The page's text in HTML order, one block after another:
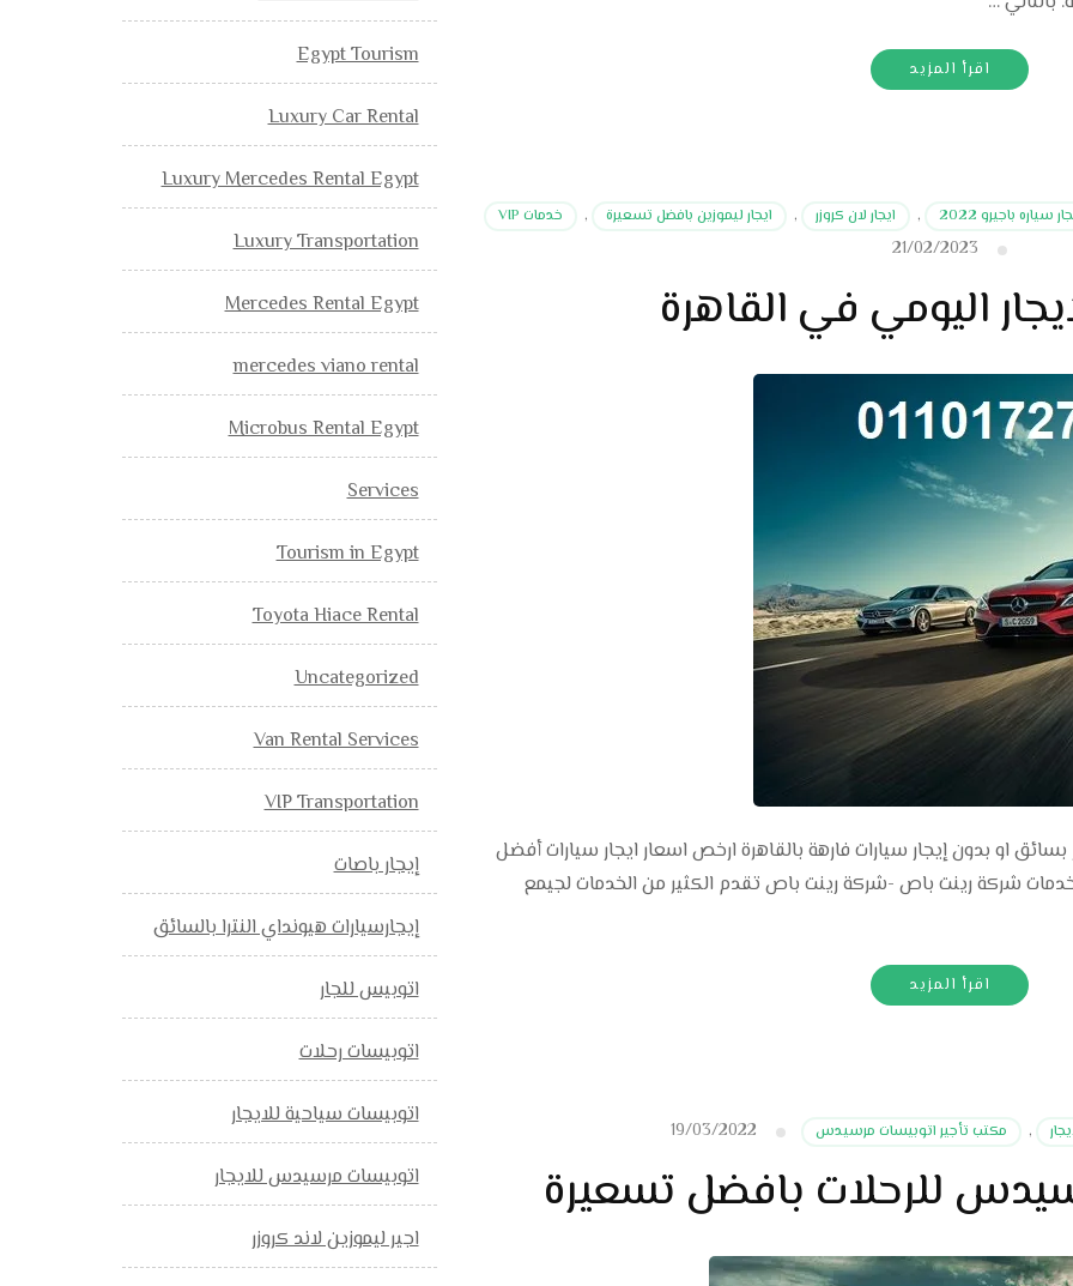
اقرأ المزيد
سياره باجيرو 2022 , ايجار لان كروزر , ايجار ليموزين بافضل تسعيرة , خدمات VIP
21/02/2023
اليومي في القاهرة
او بدون إيجار سيارات فارهة بالقاهرة ارخص اسعار ايجار سيارات أفضل
شركة رينت باص -شركة رينت باص تقدم الكثير من الخدمات لجيمع
اقرأ المزيد
, مكتب تأجير اتوبيسات مرسيدس 19/03/2022
للرحلات بافضل تسعيرة
Egypt Tourism
Luxury Car Rental
Luxury Mercedes Rental Egypt
Luxury Transportation
Mercedes Rental Egypt
mercedes viano rental
Microbus Rental Egypt
Services
Tourism in Egypt
Toyota Hiace Rental
Uncategorized
Van Rental Services
VIP Transportation
إيجار باصات
إيجارسيارات هيونداي النترا بالسائق
اتوبيس للجار
اتوبيسات رحلات
اتوبيسات سياحية للايجار
اتوبيسات مرسيدس للايجار
اجير ليموزين لاند كروزر